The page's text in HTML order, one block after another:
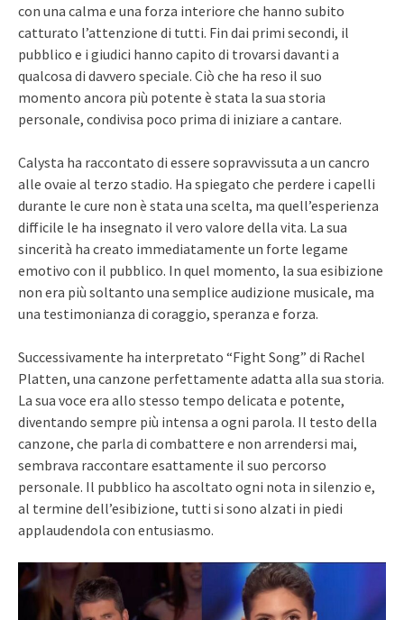
con una calma e una forza interiore che hanno subito
catturato l’attenzione di tutti. Fin dai primi secondi, il
pubblico e i giudici hanno capito di trovarsi davanti a
qualcosa di davvero speciale. Ciò che ha reso il suo
momento ancora più potente è stata la sua storia
personale, condivisa poco prima di iniziare a cantare.
Calysta ha raccontato di essere sopravvissuta a un cancro
alle ovaie al terzo stadio. Ha spiegato che perdere i capelli
durante le cure non è stata una scelta, ma quell’esperienza
difficile le ha insegnato il vero valore della vita. La sua
sincerità ha creato immediatamente un forte legame
emotivo con il pubblico. In quel momento, la sua esibizione
non era più soltanto una semplice audizione musicale, ma
una testimonianza di coraggio, speranza e forza.
Successivamente ha interpretato “Fight Song” di Rachel
Platten, una canzone perfettamente adatta alla sua storia.
La sua voce era allo stesso tempo delicata e potente,
diventando sempre più intensa a ogni parola. Il testo della
canzone, che parla di combattere e non arrendersi mai,
sembrava raccontare esattamente il suo percorso
personale. Il pubblico ha ascoltato ogni nota in silenzio e,
al termine dell’esibizione, tutti si sono alzati in piedi
applaudendola con entusiasmo.